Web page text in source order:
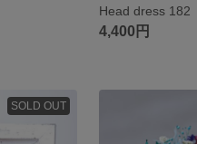
Head dress 182
4,400円
SOLD OUT